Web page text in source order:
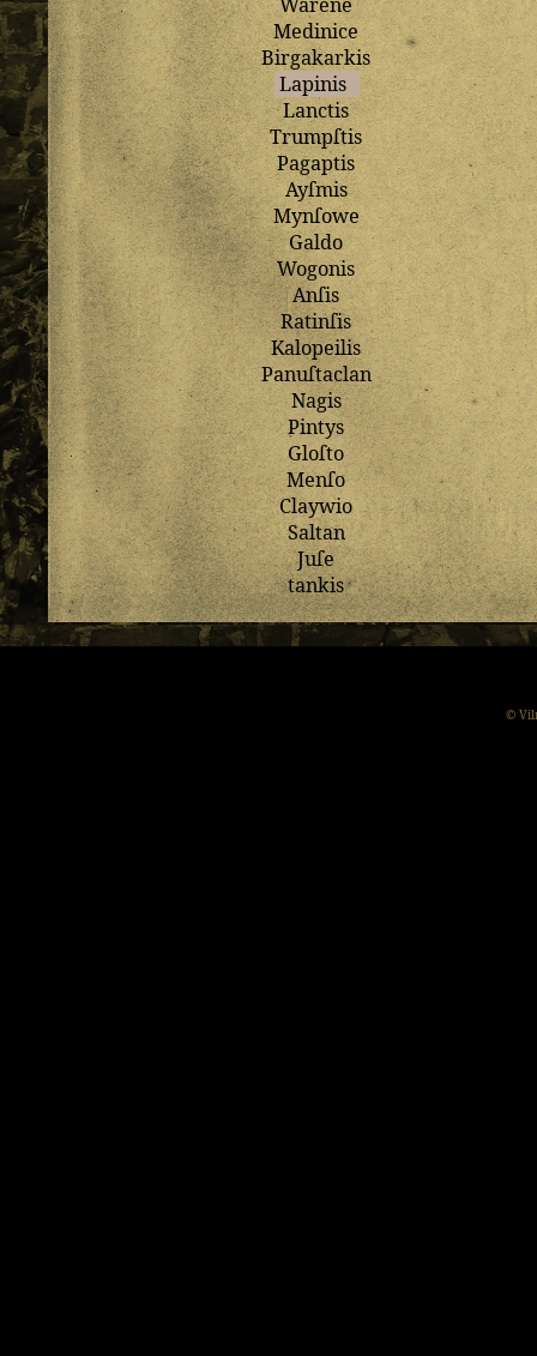
Medinice
Birgakarkis
Lapinis
Lanctis
Trumpſtis
Pagaptis
Ayſmis
Mynſowe
Galdo
Wogonis
Anſis
Ratinſis
Kalopeilis
Panuſtaclan
Nagis
Pintys
Gloſto
Menſo
Claywio
Saltan
Juſe
tankis
©